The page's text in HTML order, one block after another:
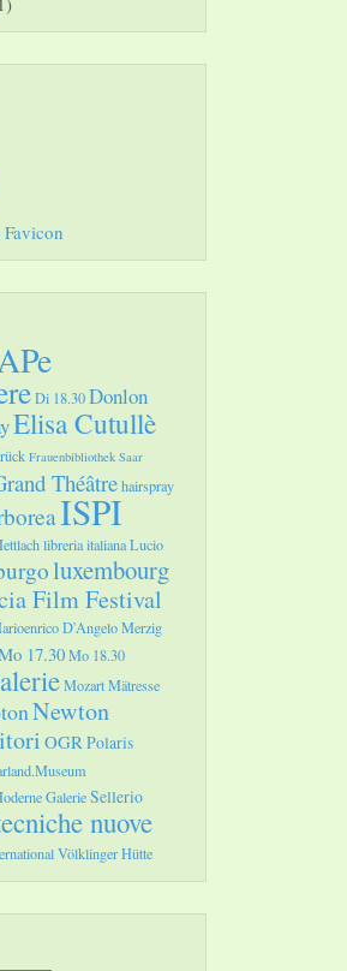
Di 18.30Donlon
Elisa Cutullè
Frauenbibliothek Saar
Théâtrehairspray
ISPI
libreria italianaLucio
luxembourg
Film Festival
D'AngeloMerzig
17.30Mo 18.30
MozartMätresse
Newton
OGRPolaris
GalerieSellerio
nuove
Völklinger Hütte